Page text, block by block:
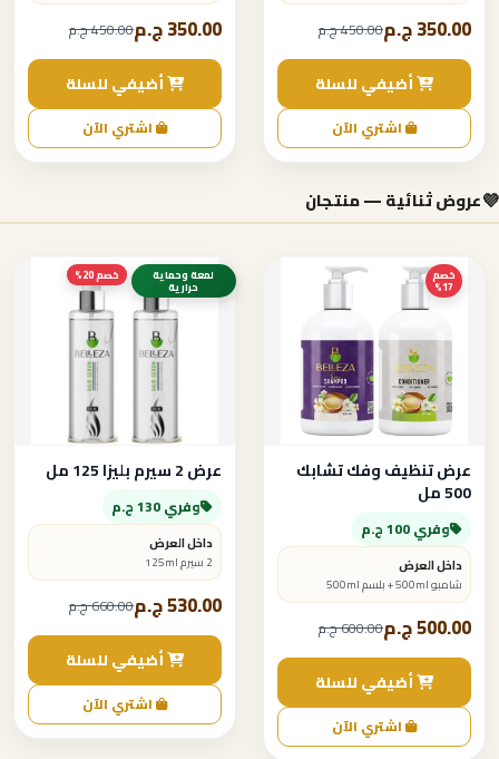
350.00 ج.م 450.00 ج.م
أضيفي للسلة
اشتري الآن
350.00 ج.م 450.00 ج.م
أضيفي للسلة
اشتري الآن
💜عروض ثنائية — منتجان
خصم
17%
عرض تنظيف وفك تشابك
500 مل
وفري 100 ج.م
داخل العرض
شامبو 500ml + بلسم 500ml
500.00 ج.م 600.00 ج.م
أضيفي للسلة
اشتري الآن
لمعة وحماية
حرارية
خصم 20%
عرض 2 سيرم بليزا 125 مل
وفري 130 ج.م
داخل العرض
2 سيرم 125ml
530.00 ج.م 660.00 ج.م
أضيفي للسلة
اشتري الآن